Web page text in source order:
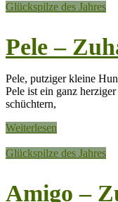
Glückspilze des Jahres
Pele –
Pele, putziger kleine
Pele ist ein ganz
schüchtern,
Weiterlesen
Glückspilze des Jahres
Amigo –